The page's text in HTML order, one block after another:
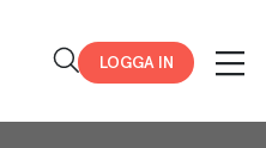
LOGGA IN